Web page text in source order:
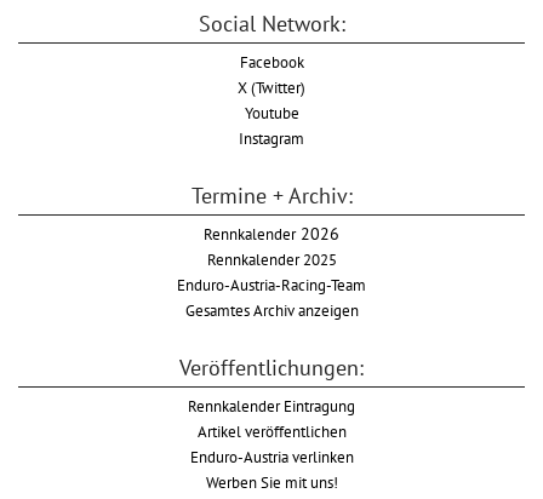
Social Network:
Facebook
X (Twitter)
Youtube
Instagram
Termine + Archiv:
Rennkalender2026
Rennkalender 2025
Enduro-Austria-Racing-Team
Gesamtes Archiv anzeigen
Veröffentlichungen:
Rennkalender Eintragung
Artikel veröffentlichen
Enduro-Austria verlinken
Werben Sie mit uns!